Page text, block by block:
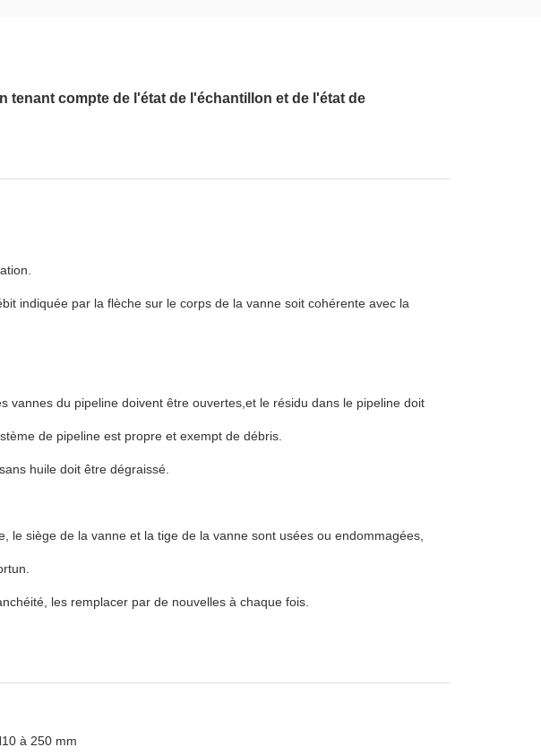
tenant compte de l'état de l'échantillon et de l'état de
indiquée par la flèche sur le corps de la vanne soit cohérente avec la
vannes du pipeline doivent être ouvertes,et le résidu dans le pipeline doit
de pipeline est propre et exempt de débris.
huile doit être dégraissé.
le siège de la vanne et la tige de la vanne sont usées ou endommagées,
les remplacer par de nouvelles à chaque fois.
à 250 mm